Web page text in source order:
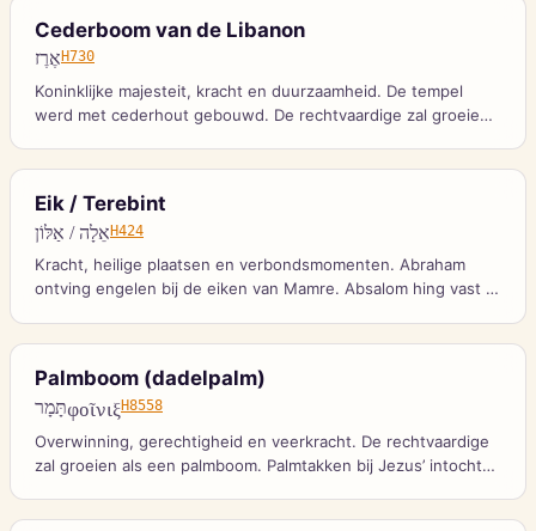
Cederboom van de Libanon
אֶרֶז H730
Koninklijke majesteit, kracht en duurzaamheid. De tempel
werd met cederhout gebouwd. De rechtvaardige zal groeien
Eik / Terebint
אֵלָה / אַלּוֹן H424
Kracht, heilige plaatsen en verbondsmomenten. Abraham
ontving engelen bij de eiken van Mamre. Absalom hing vast in
Palmboom (dadelpalm)
תָּמָרφοῖνιξH8558
Overwinning, gerechtigheid en veerkracht. De rechtvaardige
zal groeien als een palmboom. Palmtakken bij Jezus’ intocht